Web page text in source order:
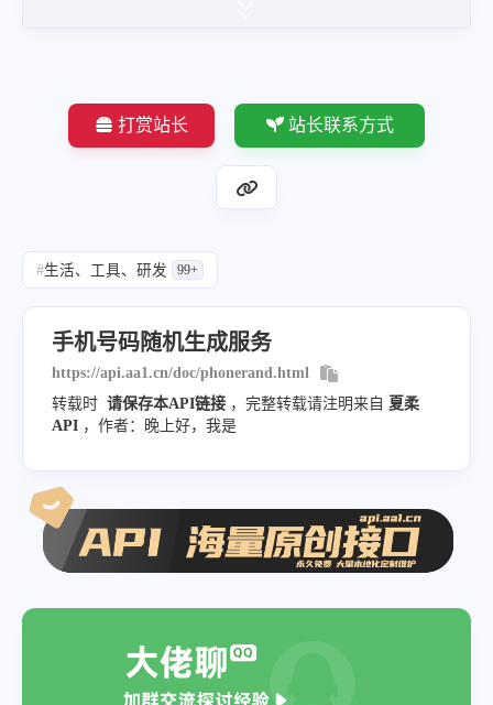
打赏站长 站长联系方式
#生活、工具、研发 99+
手机号码随机生成服务
https://api.aa1.cn/doc/phonerand.html
转载时 请保存本API链接 ，完整转载请注明来自 夏柔
API ，作者：晚上好，我是